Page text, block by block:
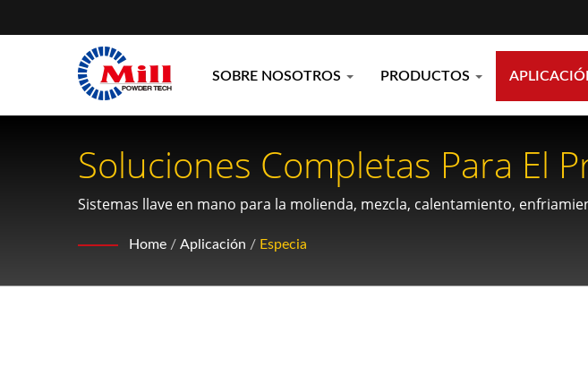
SOBRE NOSOTROS PRODUCTOS
Soluciones Completas Para El
Tecnología De Molienda Con
Sistemas llave en mano para la molienda, mezcla, calentamiento,
Home / Aplicación / Especia